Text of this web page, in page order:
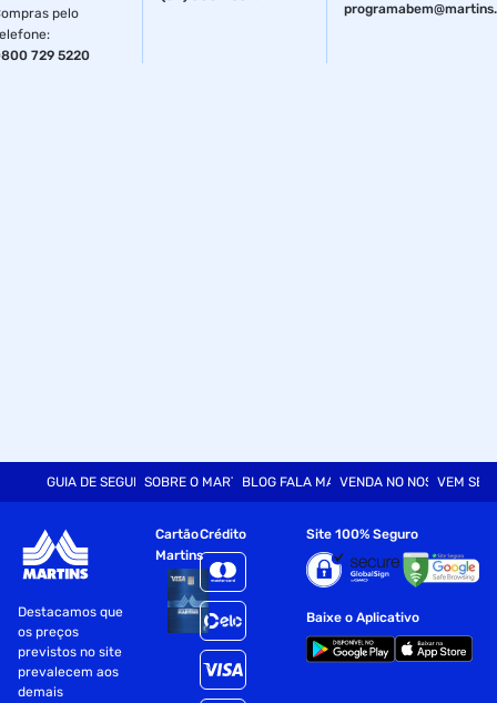
pelo
:
729 5220
GUIA DE SEGURANÇASOBRE O MARTINSBLOG FALA MARTVENDA NO NOSSO SITE
VEM SER
Destacamos que
os preços
previstos no site
prevalecem aos
demais
Cartão
Martins
Crédito Site 100% Seguro
Baixe o Aplicativo